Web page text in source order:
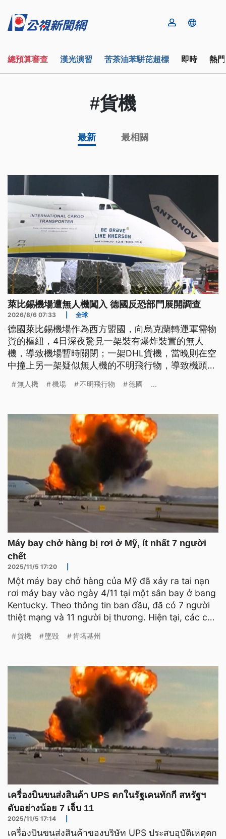
總預算審查 漢光演習 苦茶油苯駢芘超標 即時 熱
#貨機
最新 最相關
萊比錫機場遭無人機闖入 德國反恐部門展開調查
2026/8/6 07:33 全球
德國萊比錫機場作為西方盟國，向烏克蘭轉運軍需物
資的樞紐，4日深夜驚見一架裝有爆炸裝置的無人
機，導致機場暫時關閉；一架DHL貨機，當晚則在空
中撞上另一架疑似無人機的不明飛行物，導致機頭受
混合式攻擊，烏克蘭更直指事件幕後黑手，疑似為俄
無人機 機場 不明飛行物 德國 ...
Máy bay chở hàng bị rơi ở Mỹ, ít nhất 7 người
chết
2025/11/5 17:20
Một máy bay chở hàng của Mỹ đã xảy ra tai nạn
rơi máy bay vào ngày 4/11 tại một sân bay ở bang
Kentucky. Theo thông tin ban đầu, đã có 7 người
thiệt mạng và 11 người bị thương. Hiện tại, các cơ
貨機 墜毀 肯塔基州
เครื่องบินขนส่งสินค้า UPS ตกในรัฐเคนทักกี สหรัฐฯ
ดับอย่างน้อย 7 เจ็บ 11
2025/11/5 17:14
เครื่องบินขนส่งสินค้าของบริษัท UPS ประสบอุบัติเหตุตก